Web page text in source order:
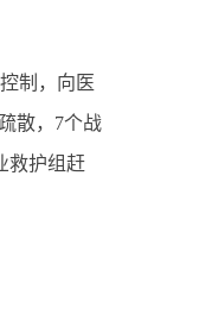
制，向医
散， 7个战
救护组赶